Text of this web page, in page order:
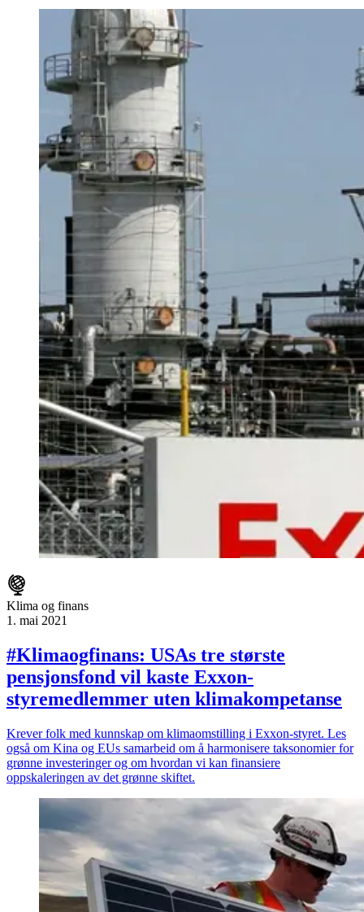
Klima og finans
1. mai 2021
#Klimaogfinans: USAs tre største
pensjonsfond vil kaste Exxon-
styremedlemmer uten klimakompetanse
Krever folk med kunnskap om klimaomstilling i Exxon-styret. Les
også om Kina og EUs samarbeid om å harmonisere taksonomier for
grønne investeringer og om hvordan vi kan finansiere
oppskaleringen av det grønne skiftet.